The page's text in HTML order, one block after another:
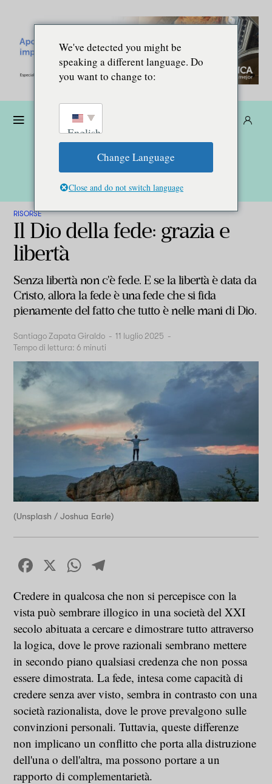
RISORSE
Il Dio della fede: grazia e
libertà
Senza libertà non c'è fede. E se la libertà è data da
Cristo, allora la fede è una fede che si fida
pienamente del fatto che tutto è nelle mani di Dio.
Santiago Zapata Giraldo - 11 luglio 2025 -
Tempo di lettura: 6 minuti
(Unsplash / Joshua Earle)
Facebook
X WhatsApp
Credere in qualcosa che non si percepisce con la
vista può sembrare illogico in una società del XXI
secolo abituata a cercare e dimostrare tutto attraverso
la logica, dove le prove razionali sembrano mettere
in secondo piano qualsiasi credenza che non possa
essere dimostrata. La fede, intesa come capacità di
credere senza aver visto, sembra in contrasto con una
società razionalista, dove le prove prevalgono sulle
convinzioni personali. Tuttavia, queste differenze
non implicano un conflitto che porta alla distruzione
dell'una o dell'altra, ma possono portare a un
rapporto di complementarietà.
We've detected you might be
speaking a different language. Do
you want to change to:
English
Change Language
Close and do not switch language